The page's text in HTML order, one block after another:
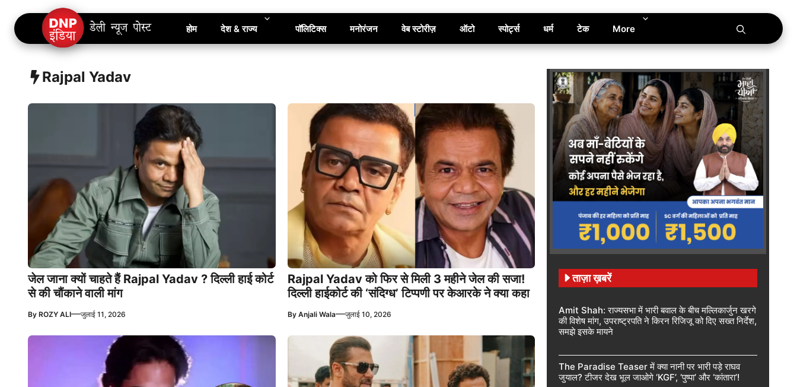
Skip
content
होम देश & राज्य पॉलिटिक्स मनोरंजन वेब स्टोरीज़ ऑटो स्पोर्ट्स धर्म टेक More
Rajpal Yadav
जेल जाना क्यों चाहते हैं Rajpal Yadav ? दिल्ली हाई कोर्ट
से की चौंकाने वाली मांग
By ROZY ALI—जुलाई 11, 2026
Rajpal Yadav को फिर से मिली 3 महीने जेल की सजा!
दिल्ली हाईकोर्ट की ‘संदिग्ध’ टिप्पणी पर केआरके ने क्या कहा
By Anjali Wala—जुलाई 10, 2026
ताज़ा ख़बरें
Amit Shah: राज्यसभा में भारी बवाल के बीच मल्लिकार्जुन खरगे
की विशेष मांग, उपराष्ट्रपति ने किरन रिजिजू को दिए सख्त निर्देश,
समझे इसके मायने
The Paradise Teaser में क्या नानी पर भारी पड़े राघव
जुयाल? टीजर देख भूल जाओगे ‘KGF’, ‘पुष्पा’ और ‘कांतारा’!